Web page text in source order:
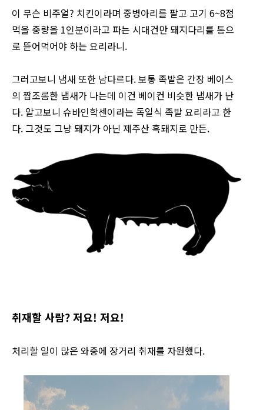
이 무슨 비주얼? 치킨이라며 중병아리를 팔고 고기 6~8점
먹을 중량을 1인분이라고 파는 시대건만 돼지다리를 통으
로 뜯어먹어야 하는 요리라니.
그러고보니 냄새 또한 남다르다. 보통 족발은 간장 베이스
의 짭조롬한 냄새가 나는데 이건 베이컨 비슷한 냄새가 난
다. 알고보니 슈바인학센이라는 독일식 족발 요리라고 한
다. 그것도 그냥 돼지가 아닌 제주산 흑돼지로 만든.
취재할 사람? 저요! 저요!
처리할 일이 많은 와중에 장거리 취재를 자원했다.